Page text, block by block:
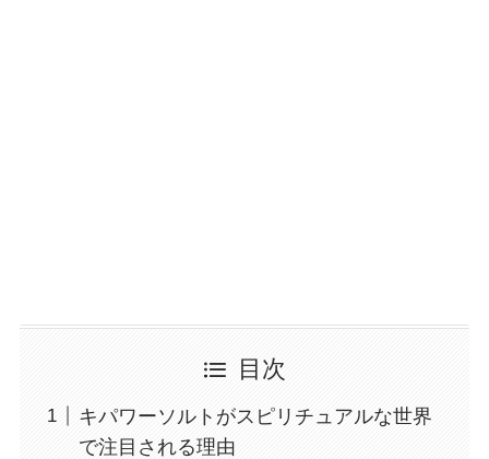
目次
キパワーソルトがスピリチュアルな世界
で注目される理由